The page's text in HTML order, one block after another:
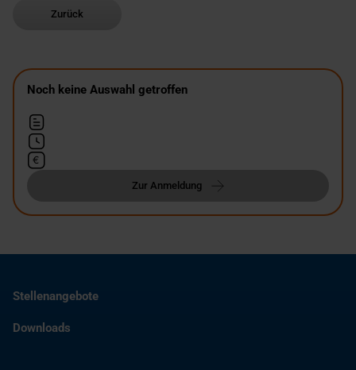
Zurück
Noch keine Auswahl getroffen
Zur Anmeldung
Stellenangebote
Downloads